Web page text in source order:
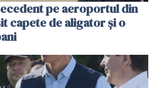
pe aeroportul din
capete de aligator și o